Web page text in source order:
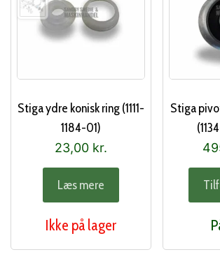
Stiga ydre konisk ring (1111-
1184-01)
23,00 kr.
Læs mere
Ikke på lager
Stiga